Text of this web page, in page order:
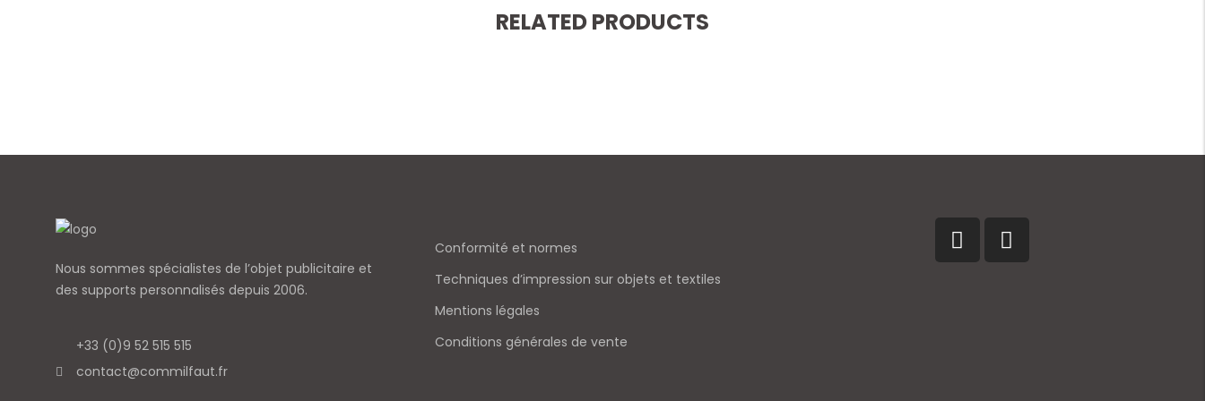
RELATED PRODUCTS
Nous sommes spécialistes de l’objet publicitaire et
des supports personnalisés depuis 2006.
+33 (0)9 52 515 515
contact@commilfaut.fr
Conformité et normes
Techniques d’impression sur objets et textiles
Mentions légales
Conditions générales de vente